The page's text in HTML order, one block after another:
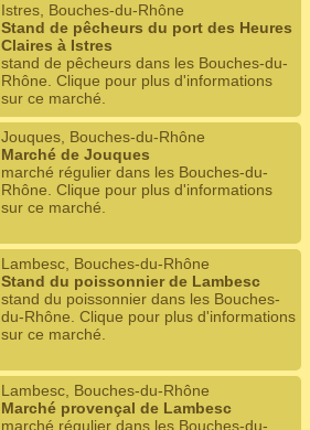
Istres, Bouches-du-Rhône
Stand de pêcheurs du port des Heures
Claires à Istres
stand de pêcheurs dans les Bouches-du-
Rhône. Clique pour plus d'informations
sur ce marché.
Jouques, Bouches-du-Rhône
Marché de Jouques
marché régulier dans les Bouches-du-
Rhône. Clique pour plus d'informations
sur ce marché.
Lambesc, Bouches-du-Rhône
Stand du poissonnier de Lambesc
stand du poissonnier dans les Bouches-
du-Rhône. Clique pour plus d'informations
sur ce marché.
Lambesc, Bouches-du-Rhône
Marché provençal de Lambesc
marché régulier dans les Bouches-du-